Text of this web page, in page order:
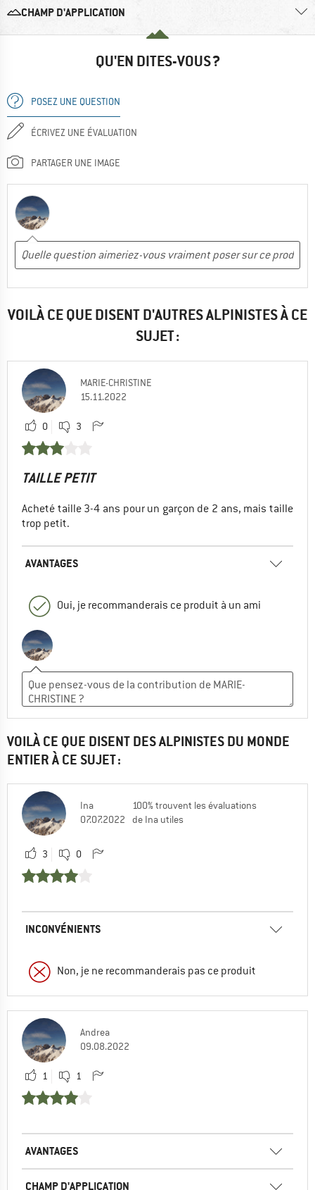
CHAMP D'APPLICATION
QU'EN DITES-VOUS ?
POSEZ UNE QUESTION
ÉCRIVEZ UNE ÉVALUATION
PARTAGER UNE IMAGE
VOILÀ CE QUE DISENT D'AUTRES ALPINISTES À CE
SUJET :
MARIE-CHRISTINE
15.11.2022
0 3
TAILLE PETIT
Acheté taille 3-4 ans pour un garçon de 2 ans, mais taille
trop petit.
AVANTAGES
Oui, je recommanderais ce produit à un ami
VOILÀ CE QUE DISENT DES ALPINISTES DU MONDE
ENTIER À CE SUJET :
Ina
07.07.2022
100% trouvent les évaluations
de Ina utiles
3 0
INCONVÉNIENTS
Non, je ne recommanderais pas ce produit
Andrea
09.08.2022
1 1
AVANTAGES
CHAMP D'APPLICATION